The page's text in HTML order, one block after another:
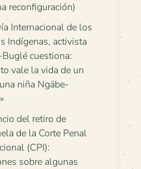
reconfiguración)
Internacional de los
Indígenas, activista
cuestiona:
vale la vida de un
niña Ngäbe-
del retiro de
de la Corte Penal
(CPI):
sobre algunas